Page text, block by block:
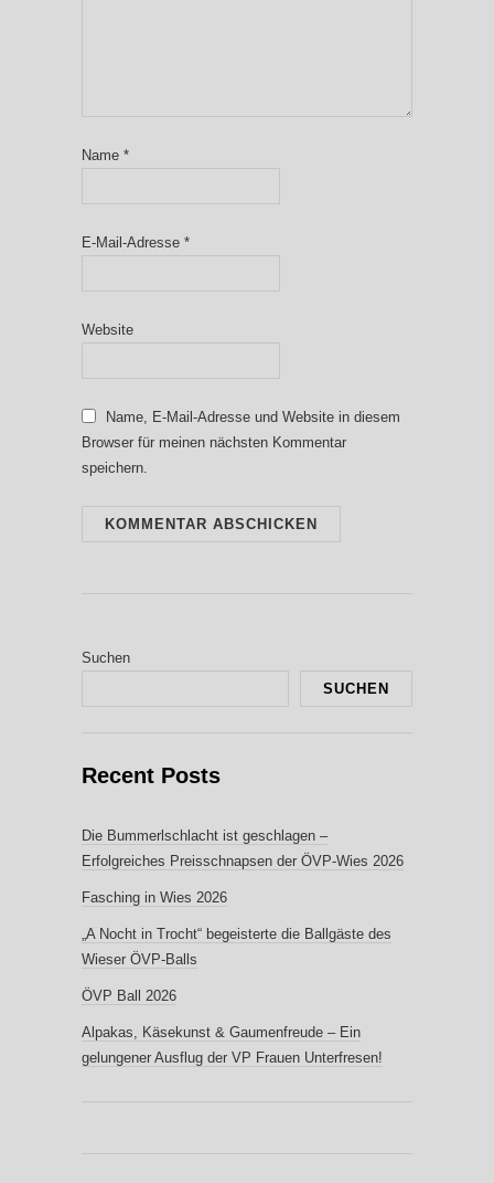
Name *
E-Mail-Adresse *
Website
Name, E-Mail-Adresse und Website in diesem
Browser für meinen nächsten Kommentar
speichern.
Suchen
SUCHEN
Recent Posts
Die Bummerlschlacht ist geschlagen –
Erfolgreiches Preisschnapsen der ÖVP-Wies 2026
Fasching in Wies 2026
„A Nocht in Trocht“ begeisterte die Ballgäste des
Wieser ÖVP-Balls
ÖVP Ball 2026
Alpakas, Käsekunst & Gaumenfreude – Ein
gelungener Ausflug der VP Frauen Unterfresen!